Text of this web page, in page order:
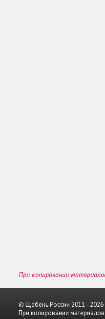
При копировании
© Щебень России 2011–2026
При копировании материалов